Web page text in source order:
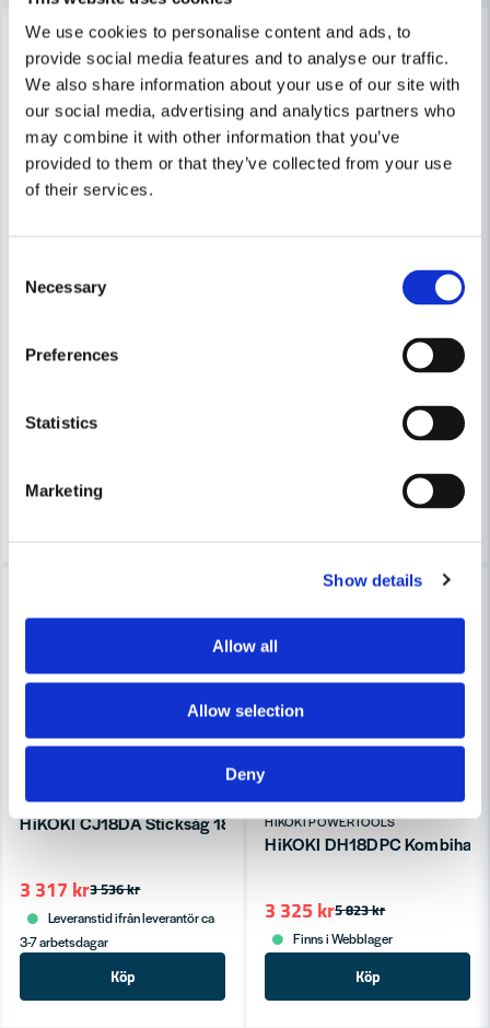
We use cookies to personalise content and ads, to
provide social media features and to analyse our traffic.
We also share information about your use of our site with
our social media, advertising and analytics partners who
may combine it with other information that you’ve
provided to them or that they’ve collected from your use
of their services.
Selection
Necessary
Preferences
Statistics
Marketing
Show details
Allow all
Allow selection
Deny
HiKOKI UV3628DA Betongvibrator 4,0ah 36V Multi Volt (Utan
6 589 kr
5 760 kr
-13%
HiKOKI CV12DA
-8%
HIKOKI POWERTOOLS
HiKOKI CJ18DA Sticksåg 18V HCS (utan batterier)
3 536 kr
3 317 kr
Leveranstid ifrån leverantör ca
3-7 arbetsdagar
Köp
HIKOKI POWERTOOLS
HiKOKI DH18DPC
5 823 kr
3 325 kr
Finns i Webblager
Köp